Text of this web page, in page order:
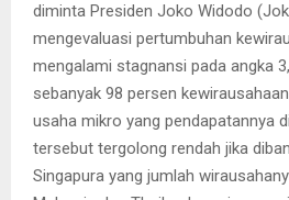
diminta Presiden Joko Widodo
mengevaluasi pertumbuhan
mengalami stagnansi pada angka
sebanyak 98 persen
usaha mikro yang pendapatannya
tersebut tergolong rendah jika
Singapura yang jumlah